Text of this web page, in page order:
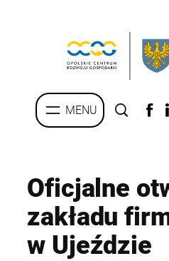
Oficjalne
zakładu
w Ujeździe